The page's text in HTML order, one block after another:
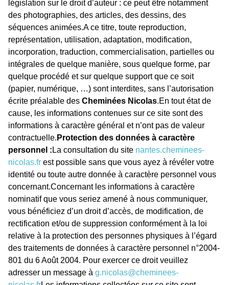
législation sur le droit d’auteur : ce peut être notamment
des photographies, des articles, des dessins, des
séquences animées.A ce titre, toute reproduction,
représentation, utilisation, adaptation, modification,
incorporation, traduction, commercialisation, partielles ou
intégrales de quelque manière, sous quelque forme, par
quelque procédé et sur quelque support que ce soit
(papier, numérique, …) sont interdites, sans l’autorisation
écrite préalable des Cheminées Nicolas.En tout état de
cause, les informations contenues sur ce site sont des
informations à caractère général et n’ont pas de valeur
contractuelle. Protection des données à caractère
personnel : La consultation du site nantes.cheminees-
nicolas.fr est possible sans que vous ayez à révéler votre
identité ou toute autre donnée à caractère personnel vous
concernant.Concernant les informations à caractère
nominatif que vous seriez amené à nous communiquer,
vous bénéficiez d’un droit d’accès, de modification, de
rectification et/ou de suppression conformément à la loi
relative à la protection des personnes physiques à l’égard
des traitements de données à caractère personnel n°2004-
801 du 6 Août 2004. Pour exercer ce droit veuillez
adresser un message à g.nicolas@cheminees-